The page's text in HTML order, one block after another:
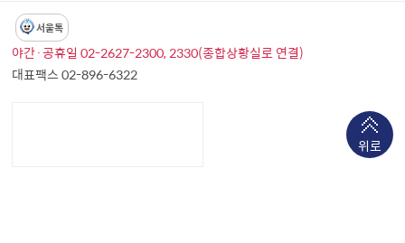
위로
서울톡
야간·공휴일 02-2627-2300, 2330(종합상황실로 연결)
대표팩스 02-896-6322